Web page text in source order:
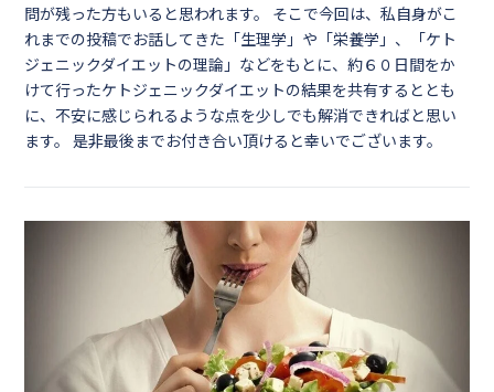
問が残った方もいると思われます。 そこで今回は、私自身がこ
れまでの投稿でお話してきた「生理学」や「栄養学」、「ケト
ジェニックダイエットの理論」などをもとに、約６０日間をか
けて行ったケトジェニックダイエットの結果を共有するととも
に、不安に感じられるような点を少しでも解消できればと思い
ます。 是非最後までお付き合い頂けると幸いでございます。